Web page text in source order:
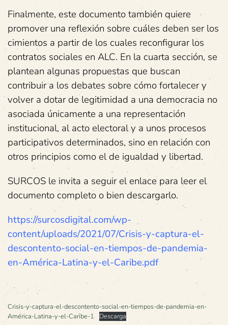
Finalmente, este documento también quiere
promover una reflexión sobre cuáles deben ser los
cimientos a partir de los cuales reconfigurar los
contratos sociales en ALC. En la cuarta sección, se
plantean algunas propuestas que buscan
contribuir a los debates sobre cómo fortalecer y
volver a dotar de legitimidad a una democracia no
asociada únicamente a una representación
institucional, al acto electoral y a unos procesos
participativos determinados, sino en relación con
otros principios como el de igualdad y libertad.
SURCOS le invita a seguir el enlace para leer el
documento completo o bien descargarlo.
https://surcosdigital.com/wp-
content/uploads/2021/07/Crisis-y-captura-el-
descontento-social-en-tiempos-de-pandemia-
en-América-Latina-y-el-Caribe.pdf
Crisis-y-captura-el-descontento-social-en-tiempos-de-pandemia-en-
América-Latina-y-el-Caribe-1
Descarga